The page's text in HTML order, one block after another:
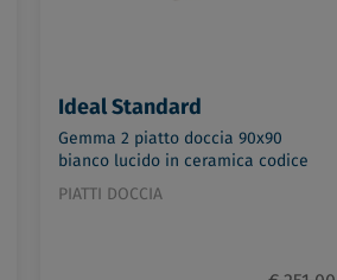
Ideal Standard
Gemma 2 piatto doccia 90x90
bianco lucido in ceramica codice
prod: T469001
PIATTI DOCCIA